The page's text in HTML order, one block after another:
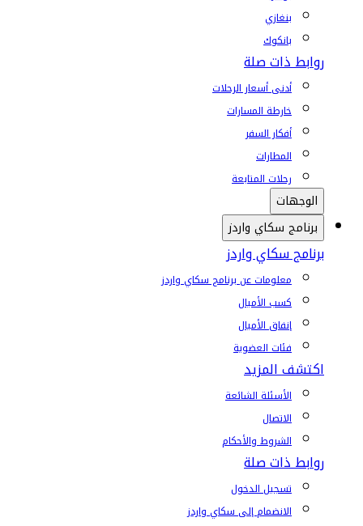
بنغازي
بانكوك
روابط ذات صلة
أدنى أسعار الرحلات
خارطة المسارات
أفكار السفر
المطارات
رحلات المتابعة
الوجهات
برنامج سكاي واردز
برنامج سكاي واردز
معلومات عن برنامج سكاي واردز
كسب الأميال
إنفاق الأميال
فئات العضوية
اكتشف المزيد
الأسئلة الشائعة
الاتصال
الشروط والأحكام
روابط ذات صلة
تسجيل الدخول
الانضمام إلى سكاي واردز